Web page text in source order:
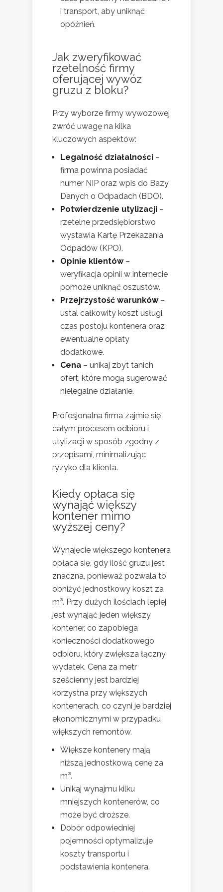
i transport, aby uniknąć
opóźnień.
Jak zweryfikować
rzetelność firmy
oferującej wywóz
gruzu z bloku?
Przy wyborze firmy wywozowej
zwróć uwagę na kilka
kluczowych aspektów:
Legalność działalności –
firma powinna posiadać
numer NIP oraz wpis do Bazy
Danych o Odpadach (BDO).
Potwierdzenie utylizacji –
rzetelne przedsiębiorstwo
wystawia Kartę Przekazania
Odpadów (KPO).
Opinie klientów–
weryfikacja opinii w internecie
pomoże uniknąć oszustów.
Przejrzystość warunków–
ustal całkowity koszt usługi,
czas postoju kontenera oraz
ewentualne opłaty
dodatkowe.
Cena – unikaj zbyt tanich
ofert, które mogą sugerować
nielegalne działanie.
Profesjonalna firma zajmie się
całym procesem odbioru i
utylizacji w sposób zgodny z
przepisami, minimalizując
ryzyko dla klienta.
Kiedy opłaca się
wynająć większy
kontener mimo
wyższej ceny?
Wynajęcie większego kontenera
opłaca się, gdy ilość gruzu jest
znaczna, ponieważ pozwala to
obniżyć jednostkowy koszt za
m³. Przy dużych ilościach lepiej
jest wynająć jeden większy
kontener, co zapobiega
konieczności dodatkowego
odbioru, który zwiększa łączny
wydatek. Cena za metr
sześcienny jest bardziej
korzystna przy większych
kontenerach, co czyni je bardziej
ekonomicznymi w przypadku
większych remontów.
Większe kontenery mają
niższą jednostkową cenę za
m³.
Unikaj wynajmu kilku
mniejszych kontenerów, co
może być droższe.
Dobór odpowiedniej
pojemności optymalizuje
koszty transportu i
podstawienia kontenera.